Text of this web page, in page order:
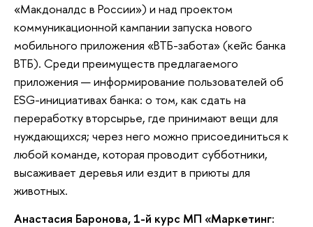
«Макдоналдс в России») и над проектом
коммуникационной кампании запуска нового
мобильного приложения «ВТБ-забота» (кейс банка
ВТБ). Среди преимуществ предлагаемого
приложения — информирование пользователей об
ESG-инициативах банка: о том, как сдать на
переработку вторсырье, где принимают вещи для
нуждающихся; через него можно присоединиться к
любой команде, которая проводит субботники,
высаживает деревья или ездит в приюты для
животных.
Анастасия Баронова, 1-й курс МП «Маркетинг: